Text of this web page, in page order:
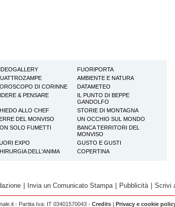
FUORIPORTA
AMBIENTE E NATURA
DI CORINNE
DATAMETEO
& PENSARE
IL PUNTO DI BEPPE
GANDOLFO
ALLO CHEF
STORIE DI MONTAGNA
DEL MONVISO
UN OCCHIO SUL MONDO
SOLO FUMETTI
BANCA TERRITORI DEL
MONVISO
EXPO
GUSTO E GUSTI
DELL'ANIMA
COPERTINA
| Invia un Comunicato Stampa | Pubblicità | Scrivi
- Partita Iva: IT 03401570043 - Credits | Privacy e cookie